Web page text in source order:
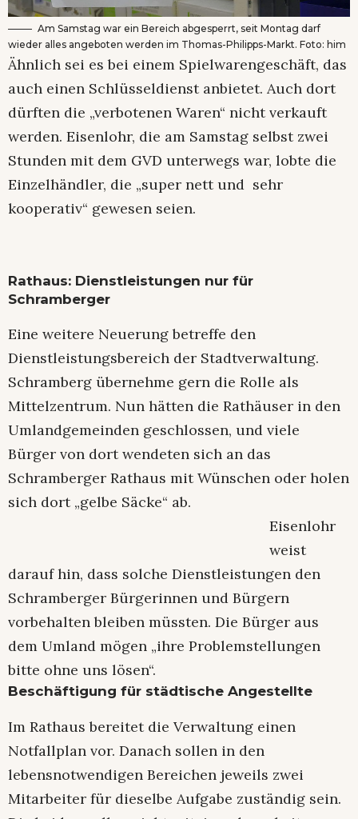
Am Samstag war ein Bereich abgesperrt, seit Montag darf
wieder alles angeboten werden im Thomas-Philipps-Markt. Foto: him
Ähnlich sei es bei einem Spielwarengeschäft, das
auch einen Schlüsseldienst anbietet. Auch dort
dürften die „verbotenen Waren“ nicht verkauft
werden. Eisenlohr, die am Samstag selbst zwei
Stunden mit dem GVD unterwegs war, lobte die
Einzelhändler, die „super nett und sehr
kooperativ“ gewesen seien.
Rathaus: Dienstleistungen nur für
Schramberger
Eine weitere Neuerung betreffe den
Dienstleistungsbereich der Stadtverwaltung.
Schramberg übernehme gern die Rolle als
Mittelzentrum. Nun hätten die Rathäuser in den
Umlandgemeinden geschlossen, und viele
Bürger von dort wendeten sich an das
Schramberger Rathaus mit Wünschen oder holen
sich dort „gelbe Säcke“ ab.
Eisenlohr
weist
darauf hin, dass solche Dienstleistungen den
Schramberger Bürgerinnen und Bürgern
vorbehalten bleiben müssten. Die Bürger aus
dem Umland mögen „ihre Problemstellungen
bitte ohne uns lösen“.
Beschäftigung für städtische Angestellte
Im Rathaus bereitet die Verwaltung einen
Notfallplan vor. Danach sollen in den
lebensnotwendigen Bereichen jeweils zwei
Mitarbeiter für dieselbe Aufgabe zuständig sein.